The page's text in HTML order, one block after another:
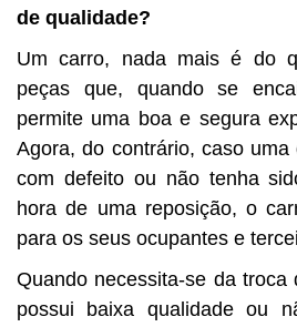
de qualidade?
Um carro, nada mais é do
peças que, quando se
permite uma boa e segura
Agora, do contrário, caso
com defeito ou não tenha
hora de uma reposição, o
para os seus ocupantes e
Quando necessita-se da
possui baixa qualidade ou